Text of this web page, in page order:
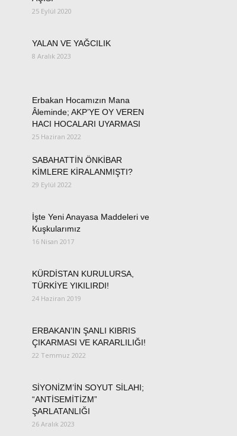
25 Eylül 2020
YALAN VE YAĞCILIK
8 Aralık 2023
Erbakan Hocamızın Mana
Âleminde; AKP’YE OY VEREN
HACI HOCALARI UYARMASI
25 Haziran 2022
SABAHATTİN ÖNKİBAR
KİMLERE KİRALANMIŞTI?
29 Eylül 2022
İşte Yeni Anayasa Maddeleri ve
Kuşkularımız
16 Nisan 2017
KÜRDİSTAN KURULURSA,
TÜRKİYE YIKILIRDI!
24 Haziran 2019
ERBAKAN’IN ŞANLI KIBRIS
ÇIKARMASI VE KARARLILIĞI!
22 Temmuz 2022
SİYONİZM’İN SOYUT SİLAHI;
“ANTİSEMİTİZM”
ŞARLATANLIĞI
26 Aralık 2023